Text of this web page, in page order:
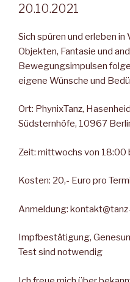
20.10.2021
Sich spüren und erleben in
Objekten, Fantasie und
Bewegungsimpulsen
eigene Wünsche und
Ort: PhynixTanz,
Südsternhöfe, 10967
Zeit: mittwochs von 18:00
Kosten: 20,- Euro pro
Anmeldung:
Impfbestätigung,
Test sind notwendig